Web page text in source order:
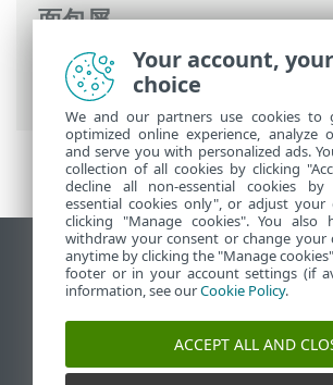
面包屑
ESET 联机帮助>ESET Internet
高级设置
>通知> 交互警报
查看桌面站点
End of Life
ESET 知识库
ESET Status Portal
Your account,
choice
We and our partners use cookies to
optimized online experience, analyze
and serve you with personalized ads.
collection of all cookies by clicking
decline all non-essential cookies by
essential cookies only", or adjust your
clicking "Manage cookies". You
withdraw your consent or change your
anytime by clicking the "Manage
footer or in your account settings (if
information, see ourCookie Policy.
ACCEPT ALL AND